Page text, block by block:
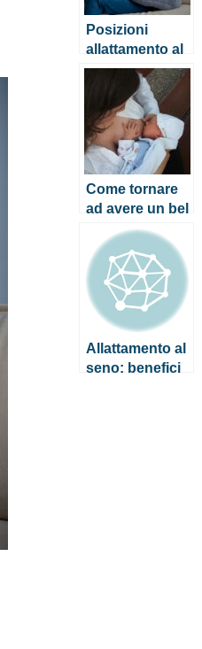
Posizioni
allattamento al
seno: quali
sono le
migliori?
Come tornare
ad avere un bel
seno dopo
l’allattamento
Allattamento al
seno: benefici